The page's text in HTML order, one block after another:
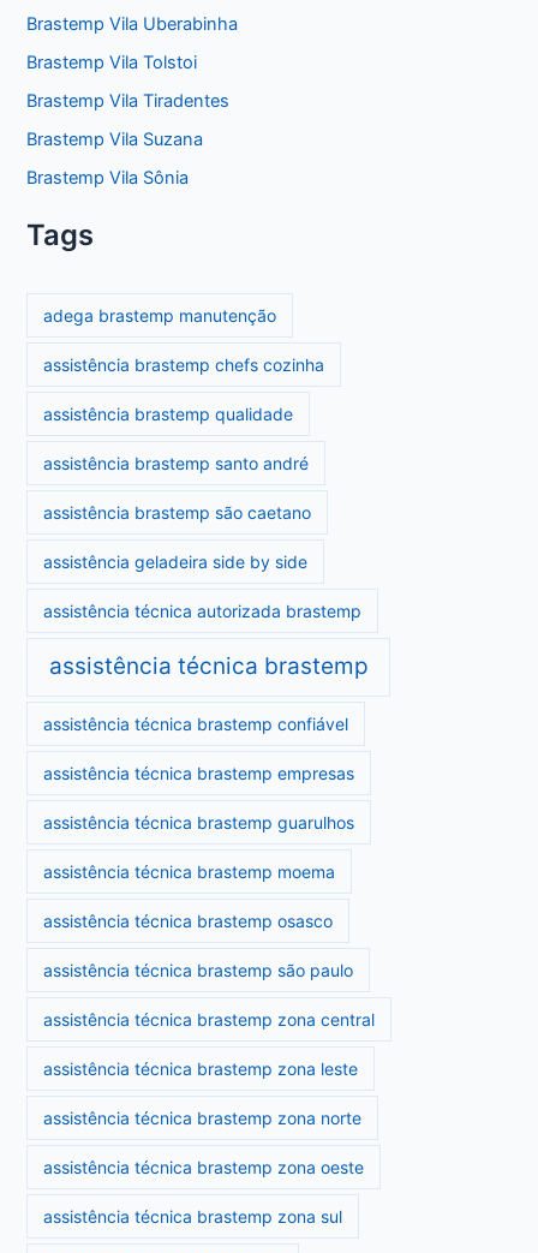
Brastemp Vila Uberabinha
Brastemp Vila Tolstoi
Brastemp Vila Tiradentes
Brastemp Vila Suzana
Brastemp Vila Sônia
Tags
adega brastemp manutenção
assistência brastemp chefs cozinha
assistência brastemp qualidade
assistência brastemp santo andré
assistência brastemp são caetano
assistência geladeira side by side
assistência técnica autorizada brastemp
assistência técnica brastemp
assistência técnica brastemp confiável
assistência técnica brastemp empresas
assistência técnica brastemp guarulhos
assistência técnica brastemp moema
assistência técnica brastemp osasco
assistência técnica brastemp são paulo
assistência técnica brastemp zona central
assistência técnica brastemp zona leste
assistência técnica brastemp zona norte
assistência técnica brastemp zona oeste
assistência técnica brastemp zona sul